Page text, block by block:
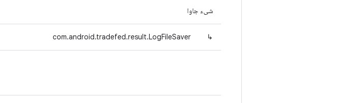
شیء جاوا
↳
com.android.tradefed.result.LogFileSaver